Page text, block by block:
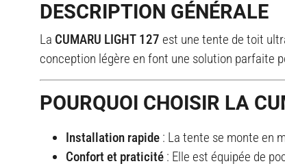
DESCRIPTION GÉNÉRALE
La CUMARU LIGHT 127 est une tente de toit
conception légère en font une solution parfaite
POURQUOI CHOISIR LA
Installation rapide : La tente se monte en
Confort et praticité : Elle est équipée de